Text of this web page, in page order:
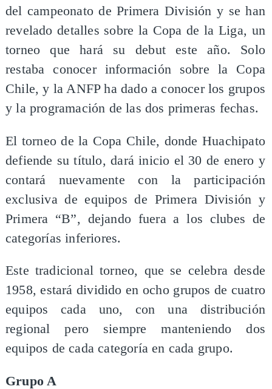
del campeonato de Primera División y se han
revelado detalles sobre la Copa de la Liga, un
torneo que hará su debut este año. Solo
restaba conocer información sobre la Copa
Chile, y la ANFP ha dado a conocer los grupos
y la programación de las dos primeras fechas.
El torneo de la Copa Chile, donde Huachipato
defiende su título, dará inicio el 30 de enero y
contará nuevamente con la participación
exclusiva de equipos de Primera División y
Primera “B”, dejando fuera a los clubes de
categorías inferiores.
Este tradicional torneo, que se celebra desde
1958, estará dividido en ocho grupos de cuatro
equipos cada uno, con una distribución
regional pero siempre manteniendo dos
equipos de cada categoría en cada grupo.
Grupo A